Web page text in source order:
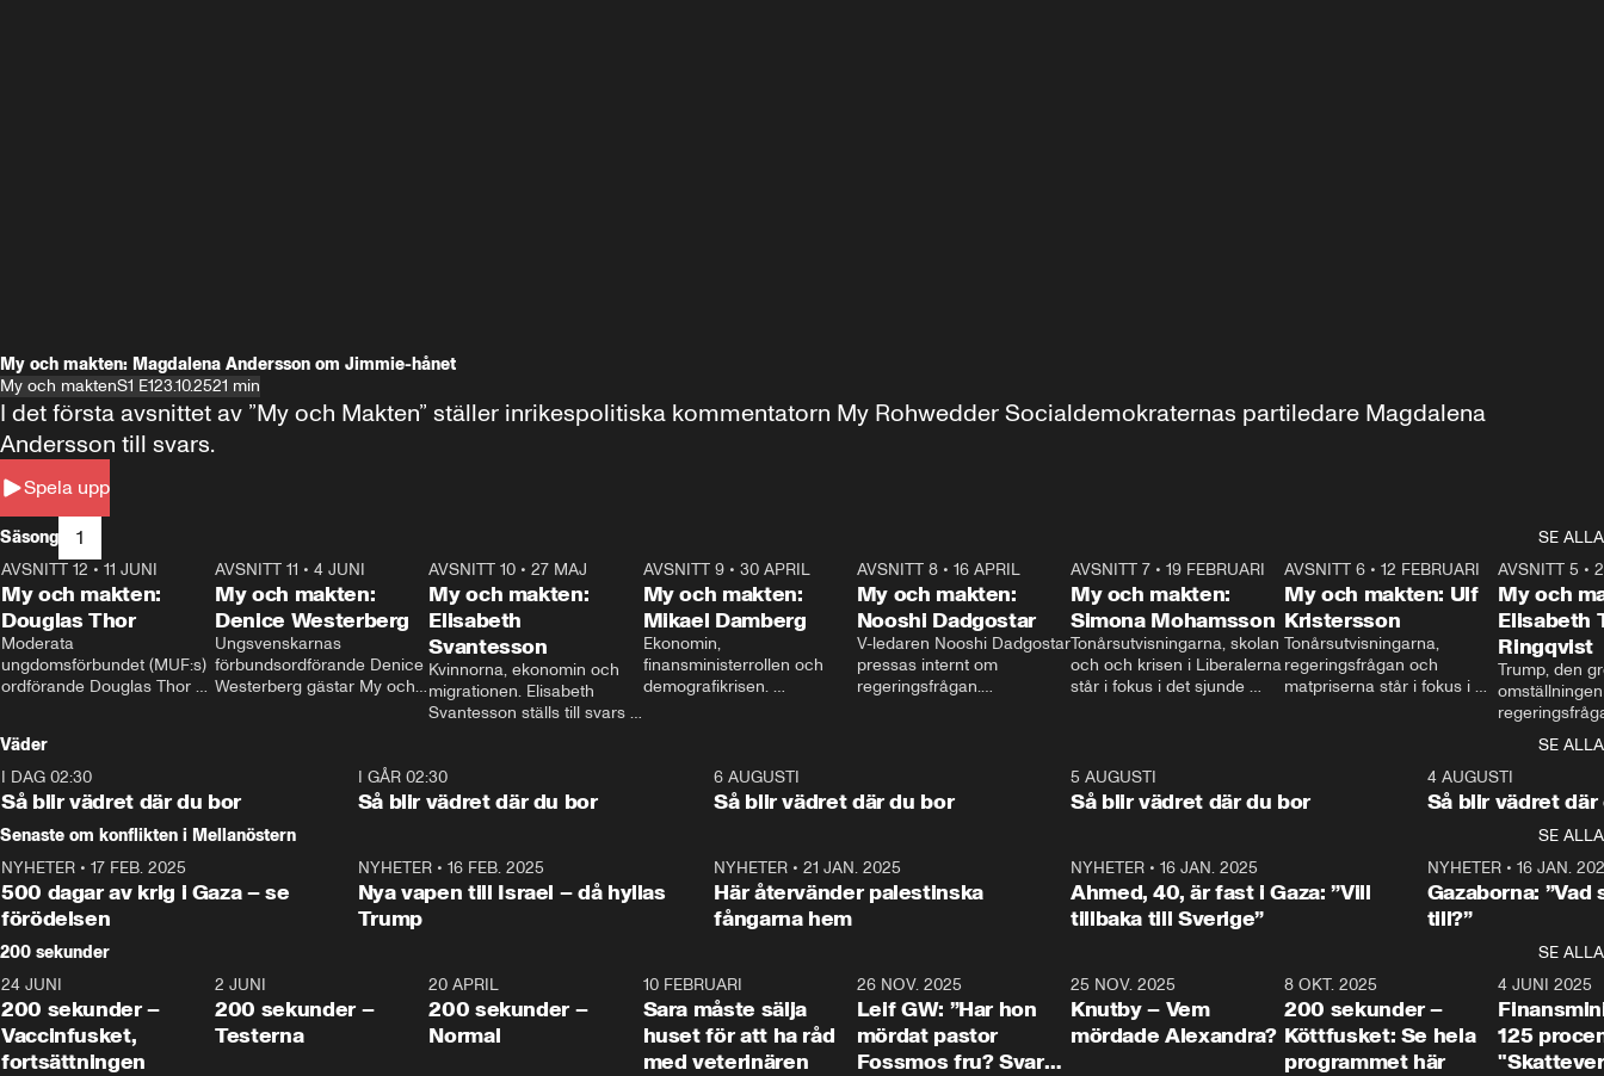
My och makten: Magdalena Andersson om Jimmie-hånet
My och maktenS1 E123.10.2521 min
Spela upp
I det första avsnittet av ”My och Makten” ställer inrikespolitiska kommentatorn My Rohwedder Socialdemokraternas partiledare Magdalena
Andersson till svars.
Säsong 1
SE ALLA
26:27
AVSNITT 12 • 11 JUNI
My och makten:
Douglas Thor
Moderata
ungdomsförbundet (MUF:s)
ordförande Douglas Thor
tonårsutvisningarna och hur
Moderaterna ska locka
väljare till valet i höst.
23:40
AVSNITT 11 •4 JUNI
My och makten:
Denice Westerberg
Ungsvenskarnas
förbundsordförande Denice
Westerberg gästar My och
AVSNITT 10 •27 MAJ
My och makten:
Elisabeth
Svantesson
Kvinnorna, ekonomin och
migrationen. Elisabeth
Svantesson ställs till svars
AVSNITT 9• 30 APRIL
My och makten:
Mikael Damberg
Ekonomin,
finansministerrollen och
demografikrisen.
och Makten.
AVSNITT 8• 16 APRIL
My och makten:
Nooshi Dadgostar
V-ledaren Nooshi Dadgostar
pressas internt om
regeringsfrågan.
– Vi ställer upp i val. Ska vi
vara med så sitter vi förstås
24:30
AVSNITT 7• 19 FEBRUARI
My och makten:
Simona Mohamsson
Tonårsutvisningarna, skolan
och och krisen i Liberalerna
står i fokus i det sjunde
kommentator My
Rohwedder ställer
utbildnings- och
Mohamsson till svars.
27:30
AVSNITT 6 •12 FEBRUARI
My och makten: Ulf
Kristersson
Tonårsutvisningarna,
regeringsfrågan och
matpriserna står i fokus i
Rohwedder ställer
statsminister Ulf Kristersson
AVSNITT 5 •
My och
Elisabeth
Ringqvist
Trump, den
centrum i
avsnittet av
Makten”. Se
Aftonbladets
Rohwedder
Thand Ring
Väder
SE ALLA
I DAG 02:30
Så blir vädret där du bor
1:06
I GÅR 02:30
Så blir vädret där du bor
6 AUGUSTI
Så blir vädret där du bor
5 AUGUSTI
Så blir vädret där du bor
4 AUGUSTI
Så blir vädret där
Senaste om konflikten i Mellanöstern
SE ALLA
NYHETER • 17 FEB. 2025
500 dagar av krig i Gaza – se
förödelsen
NYHETER• 16 FEB. 2025
Nya vapen till Israel – då hyllas
Trump
NYHETER •21 JAN. 2025
Här återvänder palestinska
fångarna hem
NYHETER• 16 JAN. 2025
Ahmed, 40, är fast i Gaza: ”Vill
tillbaka till Sverige”
NYHETER• 16 JAN.
Gazaborna:
till?”
200 sekunder
SE ALLA
5:00
24 JUNI
200 sekunder –
Vaccinfusket,
fortsättningen
4:23
2 JUNI
200 sekunder –
Testerna
20 APRIL
200 sekunder –
Normal
10 FEBRUARI
Sara måste sälja
huset för att ha råd
med veterinären
26 NOV. 2025
Leif GW: ”Har hon
mördat pastor
Fossmos fru? Svar
31:05
25 NOV. 2025
Knutby – Vem
mördade Alexandra?
4:29
8 OKT. 2025
200 sekunder –
Köttfusket: Se hela
programmet här
4 JUNI 2025
125